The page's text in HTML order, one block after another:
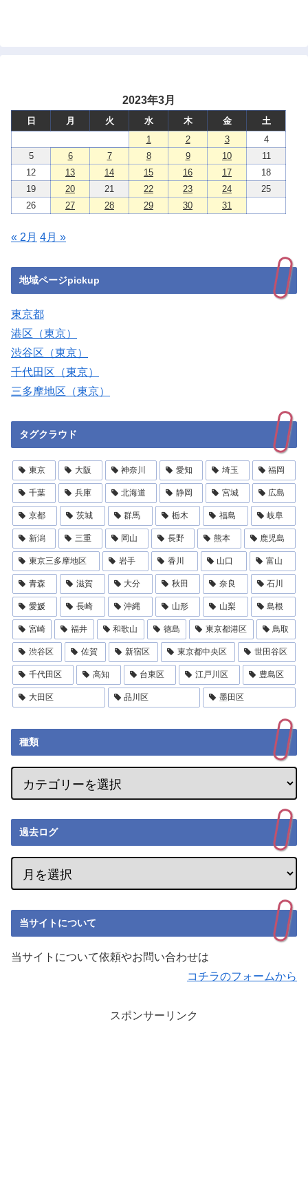
2023年3月
日 月 火 水 木 金
土
1
2 3
4
5
6 7 8 9 10
11
12
13 14 15 16 17
18
19
20 21 22 23 24
25
26
27 28 29 30 31
« 2月 4月 »
地域ページpickup
東京都
港区（東京）
渋谷区（東京）
千代田区（東京）
三多摩地区（東京）
タグクラウド
東京 大阪 神奈川 愛知 埼玉 福岡
千葉 兵庫 北海道 静岡 宮城 広島
京都 茨城 群馬 栃木 福島 岐阜
新潟 三重 岡山 長野 熊本 鹿児島
東京三多摩地区 岩手 香川 山口 富山
青森 滋賀 大分 秋田 奈良 石川
愛媛 長崎 沖縄 山形 山梨 島根
宮崎 福井 和歌山 徳島 東京都港区 鳥取
渋谷区 佐賀 新宿区 東京都中央区 世田谷区
千代田区 高知 台東区 江戸川区 豊島区
大田区 品川区 墨田区
種類
過去ログ
当サイトについて
当サイトについて依頼やお問い合わせは
コチラのフォームから
スポンサーリンク